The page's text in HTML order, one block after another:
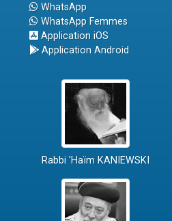
WhatsApp
WhatsApp Femmes
Application iOS
Application Android
Rabbi 'Haïm KANIEWSKI